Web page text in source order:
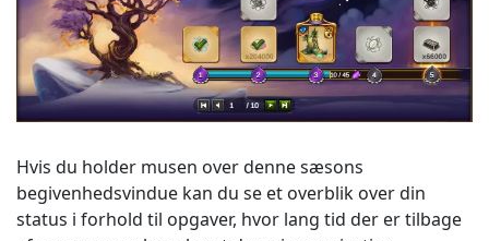
Hvis du holder musen over denne sæsons
begivenhedsvindue kan du se et overblik over din
status i forhold til opgaver, hvor lang tid der er tilbage